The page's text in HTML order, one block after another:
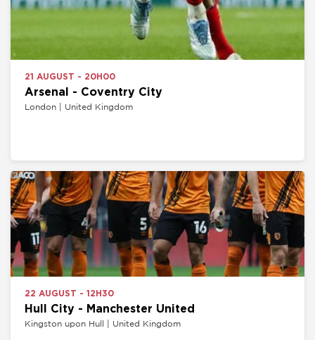
21 AUGUST - 20H00
Arsenal - Coventry City
London | United Kingdom
22 AUGUST - 12H30
Hull City - Manchester United
Kingston upon Hull | United Kingdom